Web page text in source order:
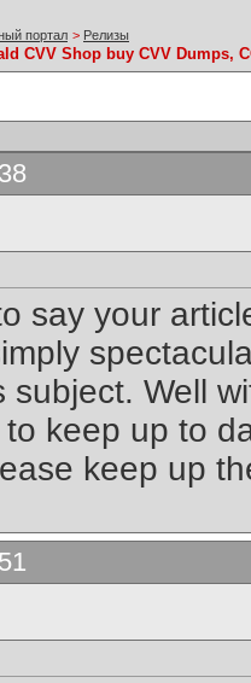
портал > Релизы
CVV Shop buy CVV Dumps,
say your
subject. Well
keep up to
keep up